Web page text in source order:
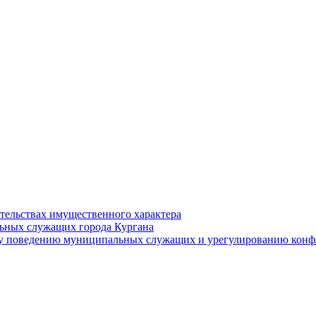
имущественного характера
служащих города Кургана
муниципальных служащих и урегулированию